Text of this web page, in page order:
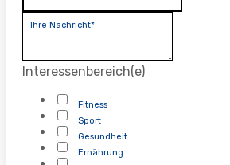
Ihre Nachricht*
Interessenbereich(e)
Fitness
Sport
Gesundheit
Ernährung